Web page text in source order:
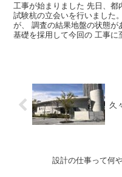
工事が始まりました 先日、都
試験杭の立会いを行いました
が、 調査の結果地盤の状態
基礎を採用して今回の 工事に
久
設計の仕事って何